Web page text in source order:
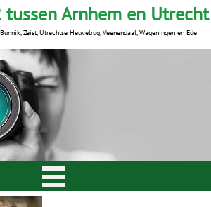
tussen Arnhem en Utrecht
Zeist, Utrechtse Heuvelrug, Veenendaal, Wageningen en Ede